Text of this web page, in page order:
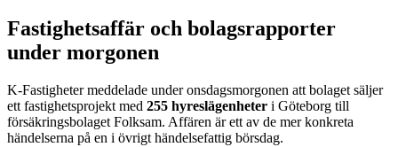
Fastighetsaffär och bolagsrapporter
under morgonen
K-Fastigheter meddelade under onsdagsmorgonen att bolaget säljer
ett fastighetsprojekt med 255 hyreslägenheter i Göteborg till
försäkringsbolaget Folksam. Affären är ett av de mer konkreta
händelserna på en i övrigt händelsefattig börsdag.